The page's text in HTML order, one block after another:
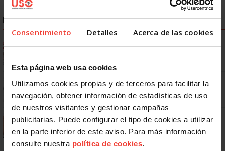
Consentimiento Detalles Acerca de las cookies
Esta página web usa cookies
Utilizamos cookies propias y de terceros para facilitar la
navegación, obtener información de estadísticas de uso
de nuestros visitantes y gestionar campañas
publicitarias. Puede configurar el tipo de cookies a utilizar
en la parte inferior de este aviso. Para más información
consulte nuestra política de cookies.
NOTICIAS MÁS LEÍDAS
Ya os podéis descargar la app de USO
No: si un festivo cae en sábado, no tienen por qué darte un día
libre
Se actualizan las patologías para acceder a la jubilación
anticipada por discapacidad